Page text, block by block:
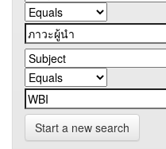
Start a new search